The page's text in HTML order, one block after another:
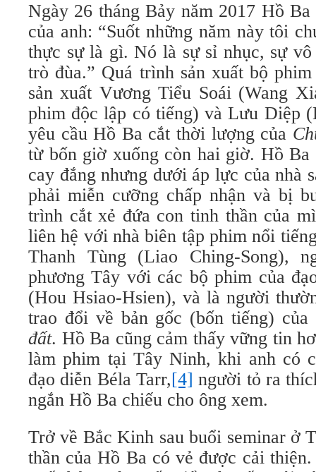
Ngày 26 tháng Bảy năm 2017 Hồ
của anh: “Suốt những năm này tôi
thực sự là gì. Nó là sự sỉ nhục, sự
trò đùa.” Quá trình sản xuất bộ
sản xuất Vương Tiểu Soái (Wang
phim độc lập có tiếng) và Lưu Diệp
yêu cầu Hồ Ba cắt thời lượng của
từ bốn giờ xuống còn hai giờ. Hồ Ba
cay đắng nhưng dưới áp lực của nhà
phải miễn cưỡng chấp nhận và bị
trình cắt xẻ đứa con tinh thần của
liên hệ với nhà biên tập phim nổi
Thanh Tùng (Liao Ching-Song),
phương Tây với các bộ phim của
(Hou Hsiao-Hsien), và là người
trao đổi về bản gốc (bốn tiếng) của
đất. Hồ Ba cũng cảm thấy vững tin
làm phim tại Tây Ninh, khi anh có
đạo diễn Béla Tarr,[4] người tỏ ra
ngắn Hồ Ba chiếu cho ông xem.
Trở về Bắc Kinh sau buổi seminar ở
thần của Hồ Ba có vẻ được cải